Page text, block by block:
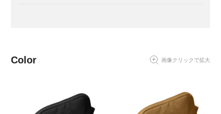
Color 画像クリックで拡大